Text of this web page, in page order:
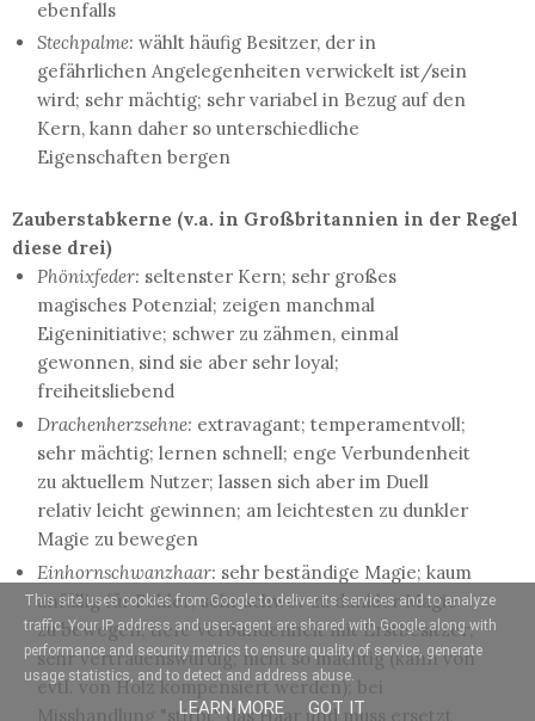
ebenfalls
Stechpalme: wählt häufig Besitzer, der in
gefährlichen Angelegenheiten verwickelt ist/sein
wird; sehr mächtig; sehr variabel in Bezug auf den
Kern, kann daher so unterschiedliche
Eigenschaften bergen
Zauberstabkerne (v.a. in Großbritannien in der Regel
diese drei)
Phönixfeder: seltenster Kern; sehr großes
magisches Potenzial; zeigen manchmal
Eigeninitiative; schwer zu zähmen, einmal
gewonnen, sind sie aber sehr loyal;
freiheitsliebend
Drachenherzsehne: extravagant; temperamentvoll;
sehr mächtig; lernen schnell; enge Verbundenheit
zu aktuellem Nutzer; lassen sich aber im Duell
relativ leicht gewinnen; am leichtesten zu dunkler
Magie zu bewegen
Einhornschwanzhaar: sehr beständige Magie; kaum
anfällig für Fehler; sehr schwer zu dunkler Magie
zu bewegen; tiefe Verbundenheit mit Erstbesitzer;
sehr vertrauenswürdig; nicht so mächtig (kann von
evtl. von Holz kompensiert werden); bei
Misshandlung "stirbt" das Haar und muss ersetzt
This site uses cookies from Google to deliver its services and to analyze
traffic. Your IP address and user-agent are shared with Google along with
performance and security metrics to ensure quality of service, generate
usage statistics, and to detect and address abuse.
LEARN MORE GOT IT